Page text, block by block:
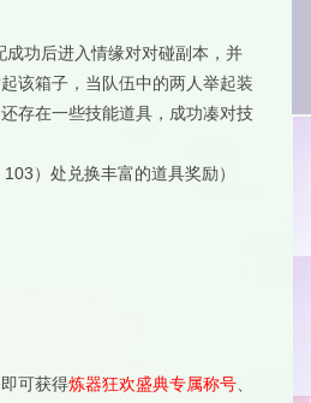
功后进入情缘对对碰副本，并
该箱子，当队伍中的两人举起装
存在一些技能道具，成功凑对技
）处兑换丰富的道具奖励）
可获得炼器狂欢盛典专属称号